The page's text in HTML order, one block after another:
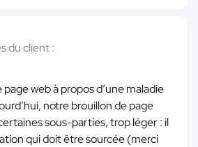
du client :
web à propos d’une maladie
notre brouillon de page
sous-parties, trop léger : il
qui doit être sourcée (merci